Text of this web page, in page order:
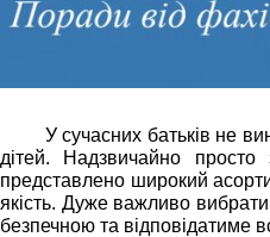
У сучасних батьків не
дітей. Надзвичайно просто
представлено широкий
якість. Дуже важливо вибрати
безпечною та відповідатиме